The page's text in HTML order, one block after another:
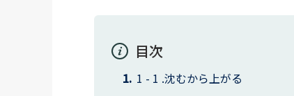
目次
沈むから上がる